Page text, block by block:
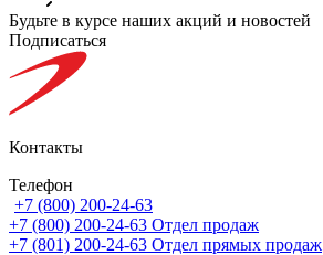
Будьте в курсе наших акций и новостей
Подписаться
Контакты
Телефон
+7 (800) 200-24-63
+7 (800) 200-24-63 Отдел продаж
+7 (801) 200-24-63 Отдел прямых продаж